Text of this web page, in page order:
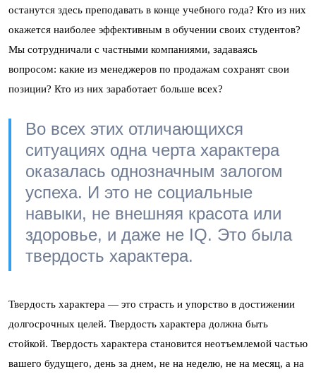
останутся здесь преподавать в конце учебного года? Кто из них
окажется наиболее эффективным в обучении своих студентов?
Мы сотрудничали с частными компаниями, задаваясь
вопросом: какие из менеджеров по продажам сохранят свои
позиции? Кто из них заработает больше всех?
Во всех этих отличающихся
ситуациях одна черта характера
оказалась однозначным залогом
успеха. И это не социальные
навыки, не внешняя красота или
здоровье, и даже не IQ. Это была
твердость характера.
Твердость характера — это страсть и упорство в достижении
долгосрочных целей. Твердость характера должна быть
стойкой. Твердость характера становится неотъемлемой частью
вашего будущего, день за днем, не на неделю, не на месяц, а на